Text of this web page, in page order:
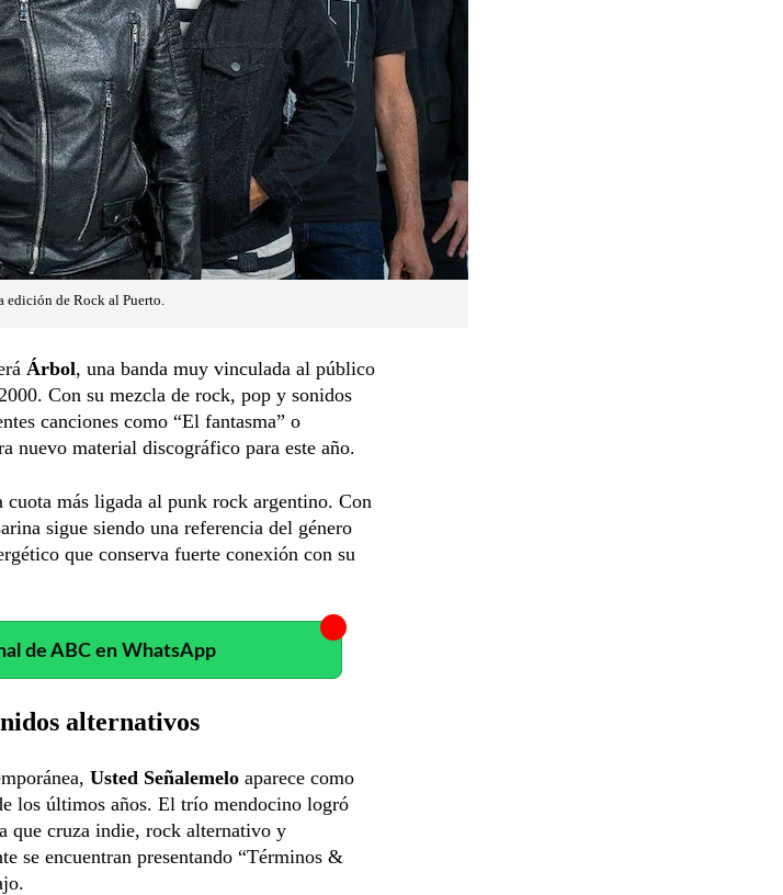
edición de Rock al Puerto.
Árbol, una banda muy vinculada al público
Con su mezcla de rock, pop y sonidos
canciones como “El fantasma” o
nuevo material discográfico para este año.
cuota más ligada al punk rock argentino. Con
sigue siendo una referencia del género
que conserva fuerte conexión con su
de ABC en WhatsApp
alternativos
Usted Señalemelo aparece como
los últimos años. El trío mendocino logró
que cruza indie, rock alternativo y
se encuentran presentando “Términos &